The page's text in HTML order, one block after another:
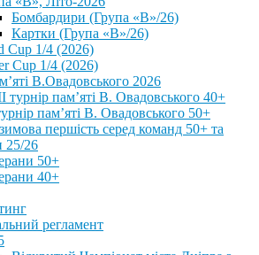
Бомбардири (Група «В»/26)
Картки (Група «В»/26)
Cup 1/4 (2026)
Cup 1/4 (2026)
В.Овадовського 2026
турнір пам’яті В. Овадовського 40+
пам’яті В. Овадовського 50+
першість серед команд 50+ та
25/26
50+
40+
регламент